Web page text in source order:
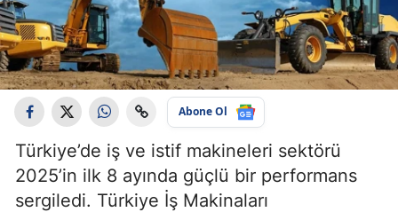
Abone Ol
Türkiye’de iş ve istif makineleri sektörü
2025’in ilk 8 ayında güçlü bir performans
sergiledi. Türkiye İş Makinaları